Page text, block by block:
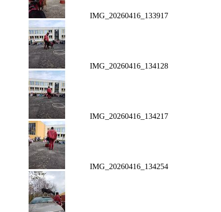
IMG_20260416_133917
IMG_20260416_134128
IMG_20260416_134217
IMG_20260416_134254